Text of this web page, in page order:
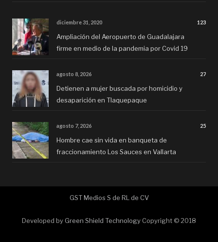
diciembre 31, 2020 123
Ampliación del Aeropuerto de Guadalajara
firme en medio de la pandemia por Covid 19
agosto 8, 2026 27
Detienen a mujer buscada por homicidio y
desaparición en Tlaquepaque
agosto 7, 2026 25
Hombre cae sin vida en banqueta de
fraccionamiento Los Sauces en Vallarta
GST Medios S de RL de CV
Developed by Green Shield Technology Copyright © 2018